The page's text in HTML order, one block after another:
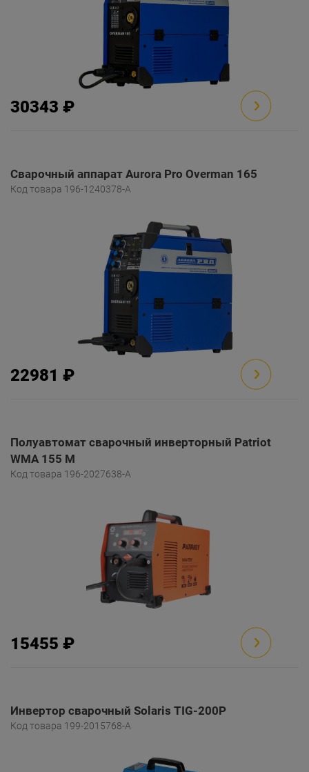
30343 ₽
Сварочный аппарат Aurora Pro Overman 165
Код товара 196-1240378-A
22981 ₽
Полуавтомат сварочный инверторный Patriot
WMA 155 M
Код товара 196-2027638-A
15455 ₽
Инвертор сварочный Solaris TIG-200P
Код товара 199-2015768-A